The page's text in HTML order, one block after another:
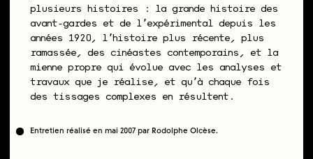
plusieurs histoires : la grande histoire des
avant-gardes et de lʼexpérimental depuis les
années 1920, lʼhistoire plus récente, plus
ramassée, des cinéastes contemporains, et la
mienne propre qui évolue avec les analyses et
travaux que je réalise, et quʼà chaque fois
des tissages complexes en résultent.
Entretien réalisé en mai 2007 par Rodolphe Olcèse.